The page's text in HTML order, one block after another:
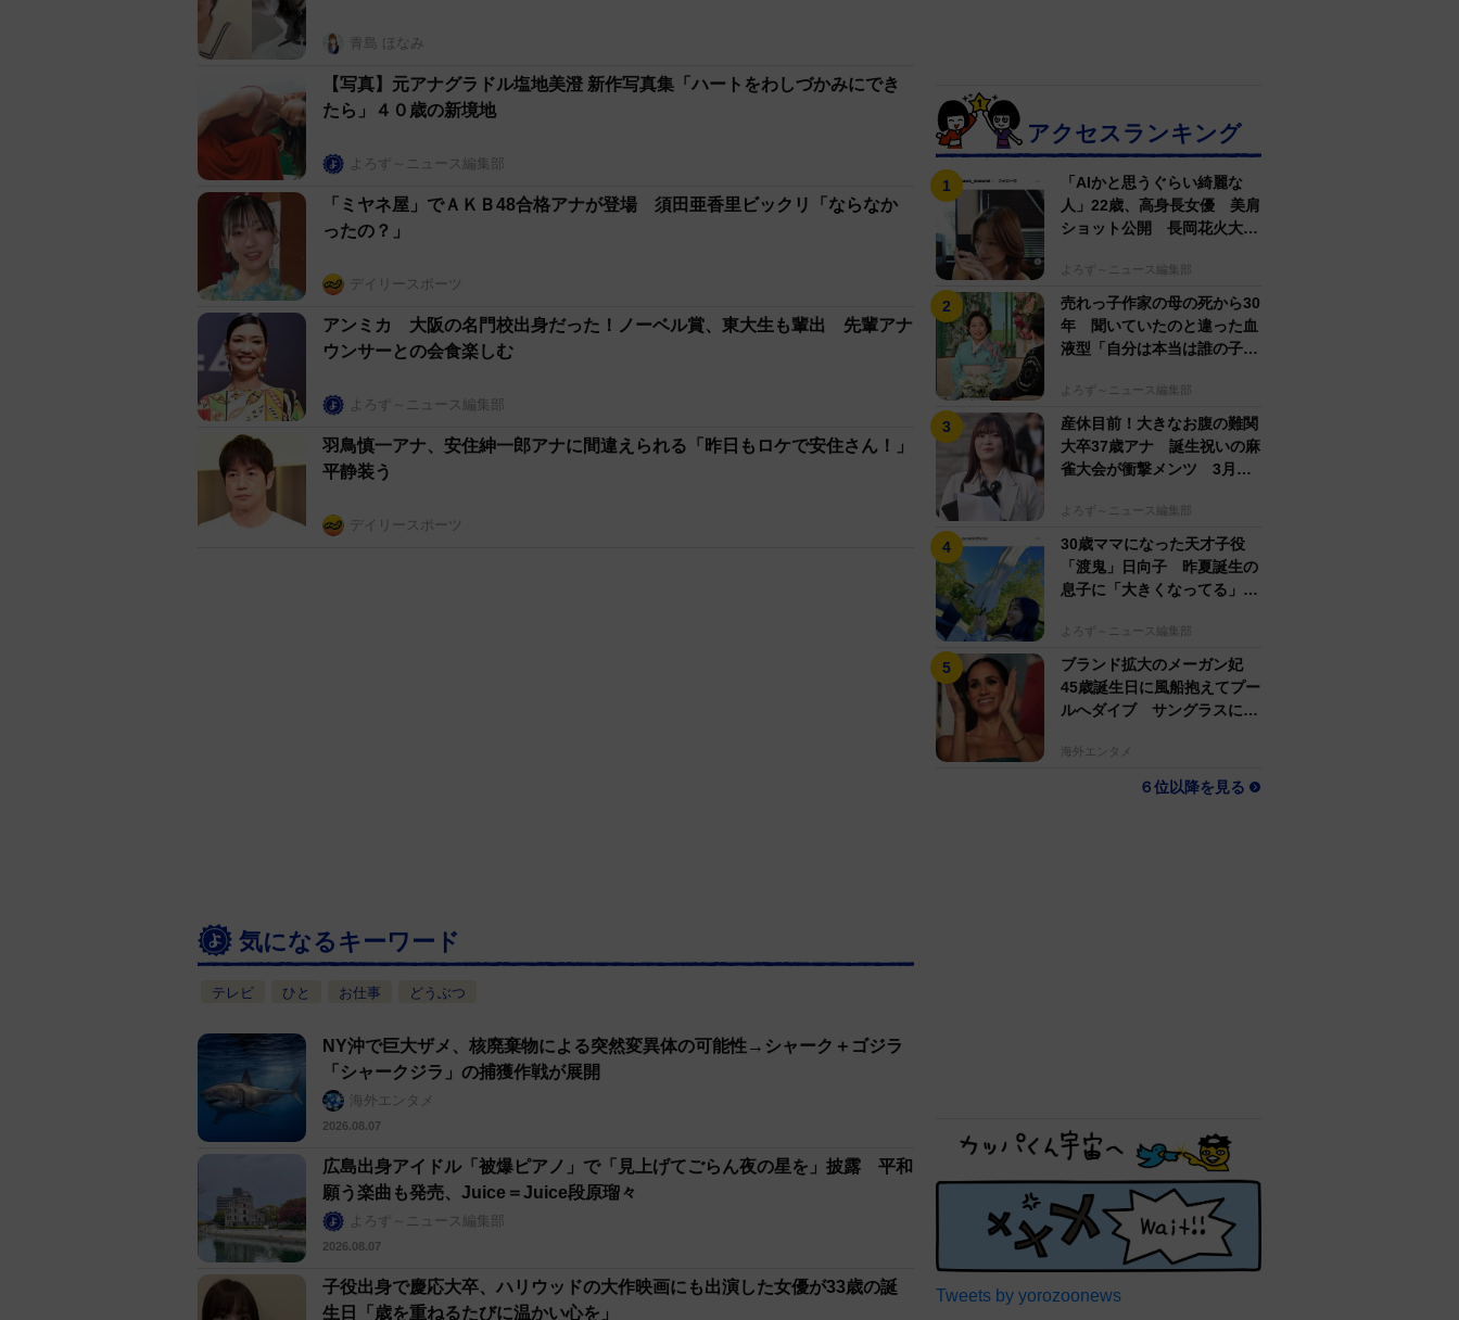
青島 ほなみ
【写真】元アナグラドル塩地美澄 新作写真集「ハートをわしづかみにでき
たら」４０歳の新境地
よろず～ニュース編集部
「ミヤネ屋」でＡＫＢ48合格アナが登場 須田亜香里ビックリ「ならなか
ったの？」
デイリースポーツ
アンミカ 大阪の名門校出身だった！ノーベル賞、東大生も輩出 先輩アナ
ウンサーとの会食楽しむ
よろず～ニュース編集部
羽鳥慎一アナ、安住紳一郎アナに間違えられる「昨日もロケで安住さん！」
平静装う
デイリースポーツ
気になるキーワード
テレビ ひと お仕事 どうぶつ
NY沖で巨大ザメ、核廃棄物による突然変異体の可能性→シャーク＋ゴジラ
「シャークジラ」の捕獲作戦が展開
海外エンタメ
2026.08.07
広島出身アイドル「被爆ピアノ」で「見上げてごらん夜の星を」披露 平和
願う楽曲も発売、Juice＝Juice段原瑠々
よろず～ニュース編集部
2026.08.07
子役出身で慶応大卒、ハリウッドの大作映画にも出演した女優が33歳の誕
生日「歳を重ねるたびに温かい心を」
アクセスランキング
「AIかと思うぐらい綺麗な
人」22歳、高身長女優 美肩
ショット公開 長岡花火大会
よろず～ニュース編集部
売れっ子作家の母の死から30
年 聞いていたのと違った血
液型「自分は本当は誰の子
よろず～ニュース編集部
産休目前！大きなお腹の難関
大卒37歳アナ 誕生祝いの麻
雀大会が衝撃メンツ 3月に
よろず～ニュース編集部
30歳ママになった天才子役
「渡鬼」日向子 昨夏誕生の
息子に「大きくなってる」愛
よろず～ニュース編集部
ブランド拡大のメーガン妃
45歳誕生日に風船抱えてプー
ルへダイブ サングラスにポ
海外エンタメ
６位以降を見る
Tweets by yorozoonews